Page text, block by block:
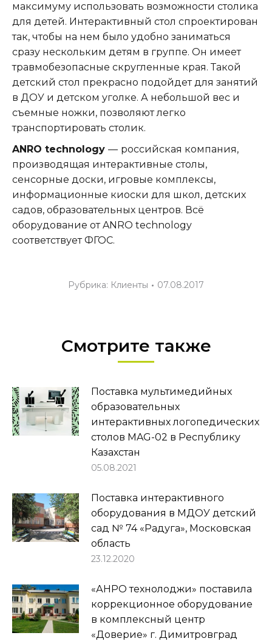
максимуму использовать возможности столика
для детей. Интерактивный стол спроектирован
так, чтобы на нем было удобно заниматься
сразу нескольким детям в группе. Он имеет
травмобезопасные скругленные края. Такой
детский стол прекрасно подойдет для занятий
в ДОУ и детском уголке. А небольшой вес и
съемные ножки, позволяют легко
транспортировать столик.
ANRO technology — российская компания,
производящая интерактивные столы,
сенсорные доски, игровые комплексы,
информационные киоски для школ, детских
садов, образовательных центров. Всё
оборудование от ANRO technology
соответствует ФГОС.
Рубрика: Клиенты 07.08.2017
Смотрите также
Поставка мультимедийных
образовательных
интерактивных логопедических
столов MAG-02 в Республику
Казахстан
05.08.2021
Поставка интерактивного
оборудования в МДОУ детский
сад № 74 «Радуга», Московская
область
23.12.2020
«АНРО технолоджи» поставила
коррекционное оборудование
в комплексный центр
«Доверие» г. Димитровград